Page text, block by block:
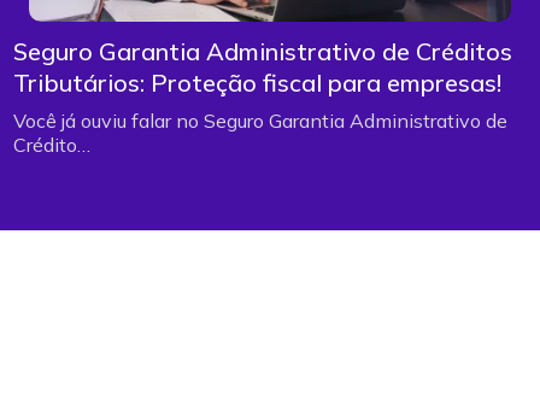
Seguro Garantia Administrativo de Créditos
Tributários​: Proteção fiscal para empresas!
Você já ouviu falar no Seguro Garantia Administrativo de
Crédito…